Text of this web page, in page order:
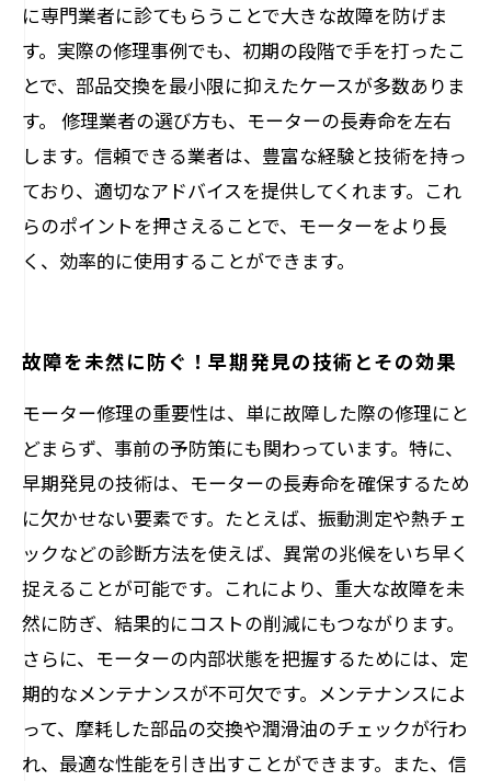
に専門業者に診てもらうことで大きな故障を防げま
す。実際の修理事例でも、初期の段階で手を打ったこ
とで、部品交換を最小限に抑えたケースが多数ありま
す。 修理業者の選び方も、モーターの長寿命を左右
します。信頼できる業者は、豊富な経験と技術を持っ
ており、適切なアドバイスを提供してくれます。これ
らのポイントを押さえることで、モーターをより長
く、効率的に使用することができます。
故障を未然に防ぐ！早期発見の技術とその効果
モーター修理の重要性は、単に故障した際の修理にと
どまらず、事前の予防策にも関わっています。特に、
早期発見の技術は、モーターの長寿命を確保するため
に欠かせない要素です。たとえば、振動測定や熱チェ
ックなどの診断方法を使えば、異常の兆候をいち早く
捉えることが可能です。これにより、重大な故障を未
然に防ぎ、結果的にコストの削減にもつながります。
さらに、モーターの内部状態を把握するためには、定
期的なメンテナンスが不可欠です。メンテナンスによ
って、摩耗した部品の交換や潤滑油のチェックが行わ
れ、最適な性能を引き出すことができます。また、信